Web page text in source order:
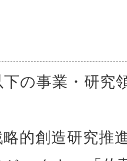
の事業・研究
創造研究推進